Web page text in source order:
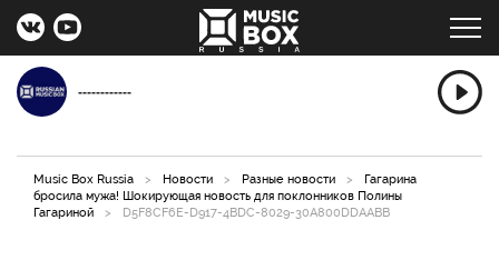
------------
Music Box Russia > Новости > Разные новости >
Гагарина
бросила мужа! Шокирующая новость для поклонников Полины
Гагариной
> D5F8CF6E-D917-4BDC-8029-30A800DDAABB